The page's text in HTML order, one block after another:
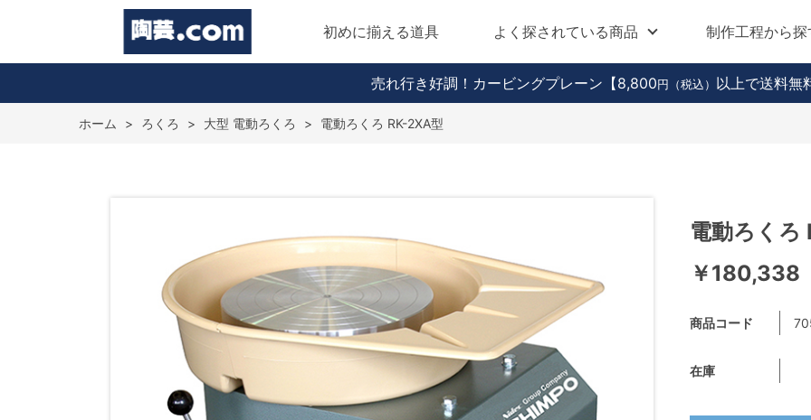
初めに揃える道具 よく探されている商品 制作工程から探
売れ行き好調！カービングプレーン 【8,800 円（税込） 以上で送料無
ホーム > ろくろ > 大型 電動ろくろ > 電動ろくろ RK-2XA型
電動ろくろ
￥180,338
商品コード
在庫